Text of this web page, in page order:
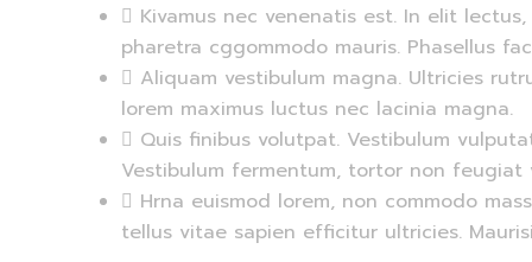
Kivamus nec venenatis est. In elit
pharetra cggommodo mauris. Phasellus
Aliquam vestibulum magna. Ultricies
lorem maximus luctus nec lacinia magna.
Quis finibus volutpat. Vestibulum
Vestibulum fermentum, tortor non feugiat
Hrna euismod lorem, non commodo
tellus vitae sapien efficitur ultricies.